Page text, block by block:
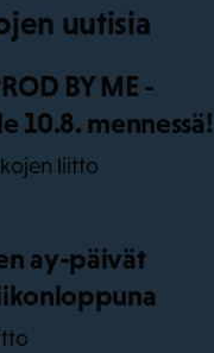
uutisia
BY ME -
10.8. mennessä!
liitto
ay-päivät